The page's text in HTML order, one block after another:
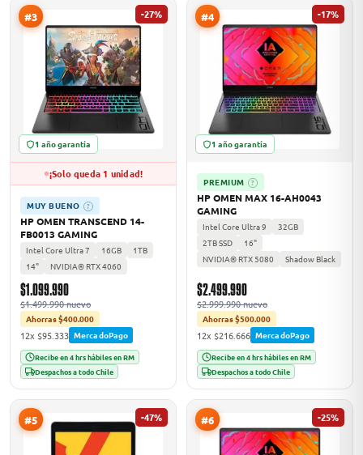
→
#3 -27%
1 año garantía
¡Solo queda 1 unidad!
MUY BUENO ?
HP OMEN TRANSCEND 14-
FB0013 GAMING
Intel Core Ultra 7 16GB
1TB
14"
NVIDIA® RTX 4060
$1.099.990
$1.499.990 nuevo
Ahorras $400.000
12x $95.333 MercadoPago
Recibe en 4 hrs hábiles en RM
Despachos a todo Chile
#4 -17%
1 año garantía
PREMIUM ?
HP OMEN MAX 16-AH0043
GAMING
Intel Core Ultra 9
32GB
2TB SSD
16"
NVIDIA® RTX 5080
Shadow Black
$2.499.990
$2.999.990 nuevo
Ahorras $500.000
12x $216.666 MercadoPago
Recibe en 4 hrs hábiles en RM
Despachos a todo Chile
#5 -47% #6 -25%